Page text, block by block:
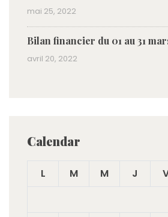
mai 25, 2022
Bilan financier du 01 au 31
avril 20, 2022
Calendar
L M M J